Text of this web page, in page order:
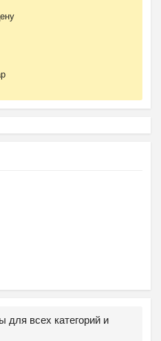
для всех категорий и